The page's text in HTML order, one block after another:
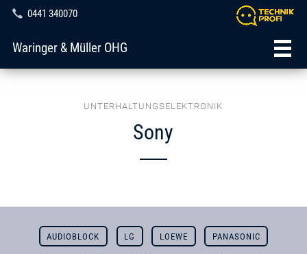
0441 340070
Waringer & Müller OHG
UNTERHALTUNGSELEKTRONIK
Sony
AUDIOBLOCK LG LOEWE PANASONIC